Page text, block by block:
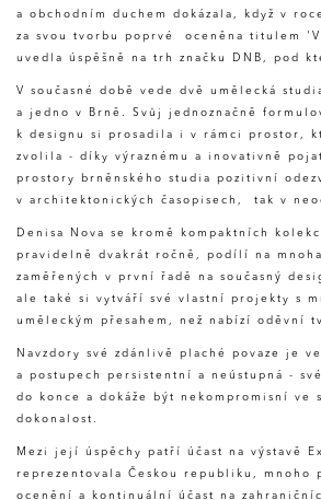
a obchodním duchem dokázala, když v
za svou tvorbu poprvé oceněna titulem
uvedla úspěšně na trh značku DNB, pod
V současné době vede dvě umělecká
a jedno v Brně. Svůj jednoznačně
k designu si prosadila i v rámci prostor,
zvolila - díky výraznému a inovativně
prostory brněnského studia pozitivní
v architektonických časopisech, tak v
Denisa Nova se kromě kompaktních
pravidelně dvakrát ročně, podílí na
zaměřených v první řadě na současný
ale také si vytváří své vlastní projekty s
uměleckým přesahem, než nabízí oděvní
Navzdory své zdánlivě plaché povaze je
a postupech persistentní a neústupná -
do konce a dokáže být nekompromisní ve
dokonalost.
Mezi její úspěchy patří účast na výstavě
reprezentovala Českou republiku, mnoho
ocenění a kontinuální účast na